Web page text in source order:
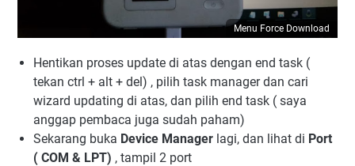
Menu Force Download
Hentikan proses update di atas dengan end task (
tekan ctrl + alt + del) , pilih task manager dan cari
wizard updating di atas, dan pilih end task ( saya
anggap pembaca juga sudah paham)
Sekarang buka Device Manager lagi, dan lihat di Port
( COM & LPT) , tampil 2 port